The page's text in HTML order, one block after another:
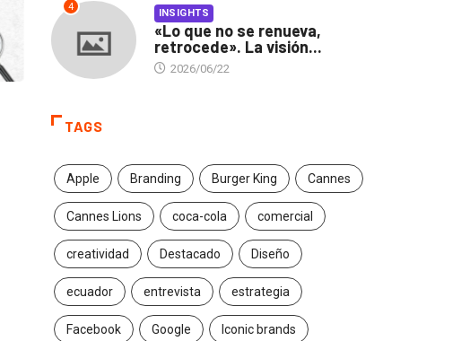
Gabriela Herrera y el arte
2026/07/16 2026/06/23
4 INSIGHTS
«Lo que no se renueva,
retrocede». La visión...
2026/06/22
TAGS
Apple Branding Burger King Cannes
Cannes Lions coca-cola comercial
creatividad Destacado Diseño
ecuador entrevista estrategia
Facebook Google Iconic brands